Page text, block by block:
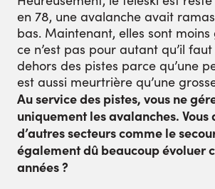
en 78, une avalanche avait
bas. Maintenant, elles sont moins
ce n’est pas pour autant qu’il
dehors des pistes parce qu’une
est aussi meurtrière qu’une
Au service des pistes, vous ne
uniquement les avalanches. Vous
d’autres secteurs comme le
également dû beaucoup évoluer
années ?